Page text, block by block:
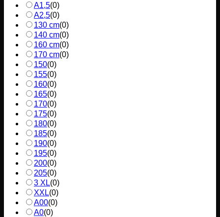
A1,5(0)
A2,5(0)
130 cm(0)
140 cm(0)
160 cm(0)
170 cm(0)
150(0)
155(0)
160(0)
165(0)
170(0)
175(0)
180(0)
185(0)
190(0)
195(0)
200(0)
205(0)
3 XL(0)
XXL(0)
A00(0)
A0(0)